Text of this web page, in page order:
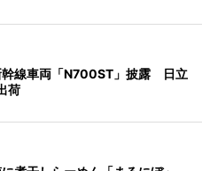
幹線車両「N700ST」披露 日立
荷